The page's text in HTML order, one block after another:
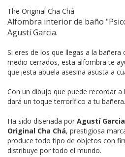
The Original Cha Chá
Alfombra interior de baño
Agustí Garcia.
Si eres de los que llegas a la
medio cerrados, esta alfombra te
que ¡esta abuela asesina asusta a
Con un dibujo que puede recordar a
dará un toque terrorífico a tu bañera.
Ha sido diseñada por Agustí Garcia
Original Cha Chá, prestigiosa
produce todo tipo de objetos con
distribuye por todo el mundo.